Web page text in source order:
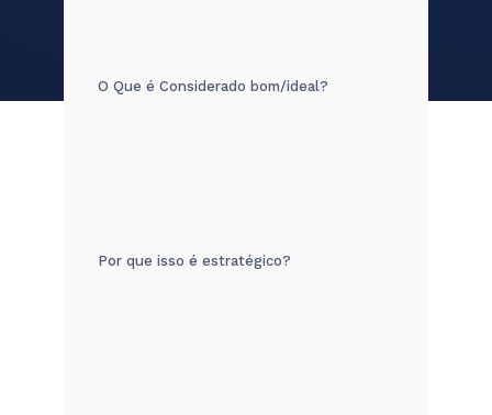
O Que é Considerado bom/ideal?
Por que isso é estratégico?